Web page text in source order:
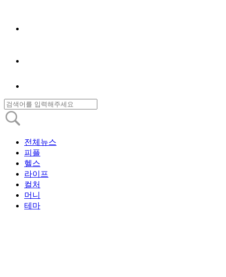
전체뉴스
피플
헬스
라이프
컬처
머니
테마